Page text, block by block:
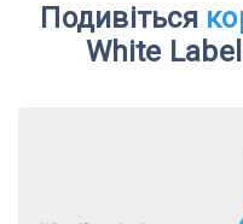
Подивіться
White